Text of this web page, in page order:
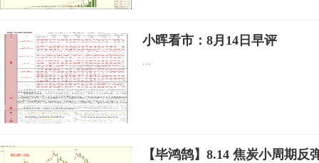
小晖看市：8月14日早评
...
【毕鸿鹄】8.14 焦炭小周期反